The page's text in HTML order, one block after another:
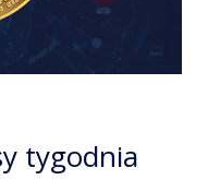
tygodnia